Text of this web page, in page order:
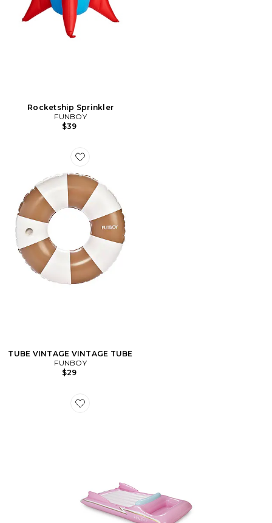
Rocketship Sprinkler
FUNBOY
$39
Favorite TUBE VINTAGE VINTAGE TUBE
TUBE VINTAGE VINTAGE TUBE
FUNBOY
$29
Favorite BRASSARDS CONVERTIBLE LOUNGER